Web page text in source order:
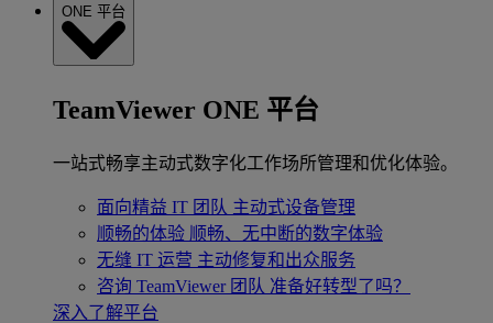
ONE 平台
TeamViewer ONE 平台
一站式畅享主动式数字化工作场所管理和优化体验。
面向精益 IT 团队 主动式设备管理
顺畅的体验 顺畅、无中断的数字体验
无缝 IT 运营 主动修复和出众服务
咨询 TeamViewer 团队 准备好转型了吗？
深入了解平台